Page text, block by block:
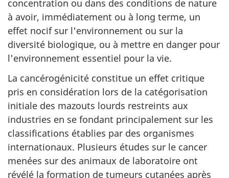
concentration ou dans des conditions de nature
à avoir, immédiatement ou à long terme, un
effet nocif sur l'environnement ou sur la
diversité biologique, ou à mettre en danger pour
l'environnement essentiel pour la vie.
La cancérogénicité constitue un effet critique
pris en considération lors de la catégorisation
initiale des mazouts lourds restreints aux
industries en se fondant principalement sur les
classifications établies par des organismes
internationaux. Plusieurs études sur le cancer
menées sur des animaux de laboratoire ont
révélé la formation de tumeurs cutanées après